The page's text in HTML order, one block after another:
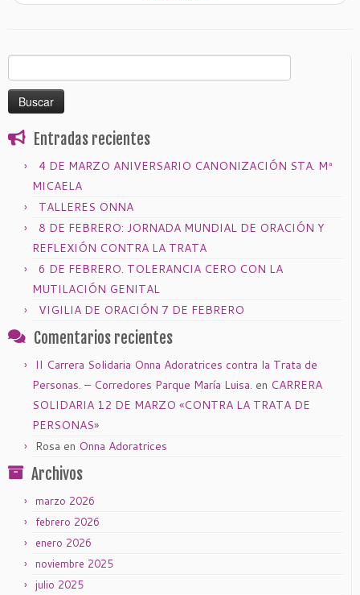
Buscar:
Entradas recientes
4 DE MARZO ANIVERSARIO CANONIZACIÓN STA. Mª
MICAELA
TALLERES ONNA
8 DE FEBRERO: JORNADA MUNDIAL DE ORACIÓN Y
REFLEXIÓN CONTRA LA TRATA
6 DE FEBRERO. TOLERANCIA CERO CON LA
MUTILACIÓN GENITAL
VIGILIA DE ORACIÓN 7 DE FEBRERO
Comentarios recientes
II Carrera Solidaria Onna Adoratrices contra la Trata de
Personas. – Corredores Parque María Luisa. en CARRERA
SOLIDARIA 12 DE MARZO «CONTRA LA TRATA DE
PERSONAS»
Rosa en Onna Adoratrices
Archivos
marzo 2026
febrero 2026
enero 2026
noviembre 2025
julio 2025